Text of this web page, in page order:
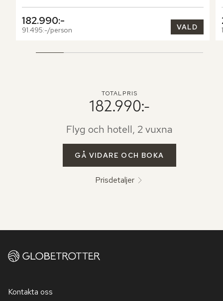
182.990:-
91.495:-/person VALD
TOTALPRIS
182.990:-
Flyg och hotell, 2 vuxna
GÅ VIDARE OCH BOKA
Prisdetaljer
Kontakta oss